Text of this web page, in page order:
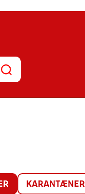
KARANTÆNER